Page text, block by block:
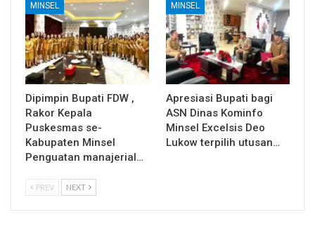
MINSEL
Dipimpin Bupati FDW ,
Rakor Kepala
Puskesmas se-
Kabupaten Minsel
Penguatan manajerial…
MINSEL
Apresiasi Bupati bagi
ASN Dinas Kominfo
Minsel Excelsis Deo
Lukow terpilih utusan…
PREV NEXT